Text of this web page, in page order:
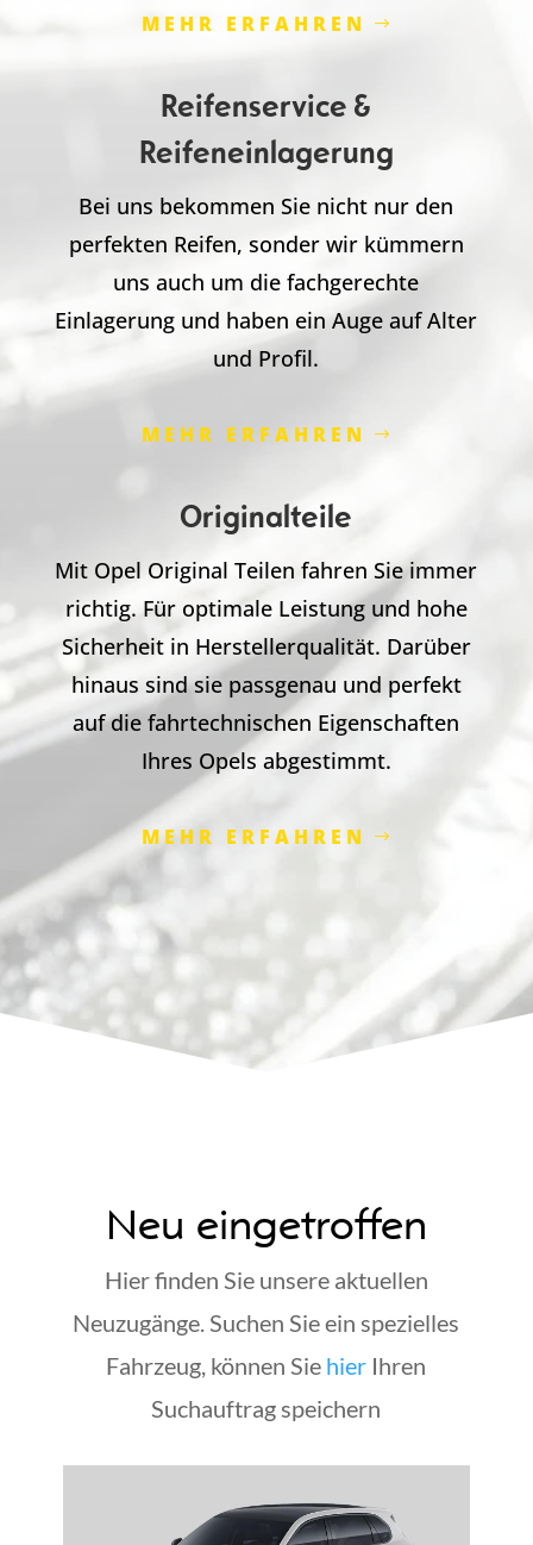
MEHR ERFAHREN
Reifenservice &
Reifeneinlagerung
Bei uns bekommen Sie nicht nur den
perfekten Reifen, sonder wir kümmern
uns auch um die fachgerechte
Einlagerung und haben ein Auge auf Alter
und Profil.
MEHR ERFAHREN
Originalteile
Mit Opel Original Teilen fahren Sie immer
richtig. Für optimale Leistung und hohe
Sicherheit in Herstellerqualität. Darüber
hinaus sind sie passgenau und perfekt
auf die fahrtechnischen Eigenschaften
Ihres Opels abgestimmt.
MEHR ERFAHREN
Neu eingetroffen
Hier finden Sie unsere aktuellen
Neuzugänge. Suchen Sie ein spezielles
Fahrzeug, können Sie hier Ihren
Suchauftrag speichern